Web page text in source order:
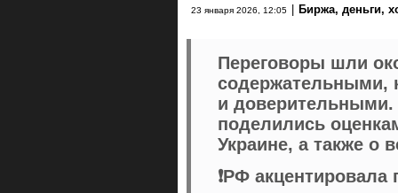
23 января 2026, 12:05 Биржа, деньги,
Переговоры шли
содержательными,
и доверительными.
поделились
Украине, а также о
❗️РФ